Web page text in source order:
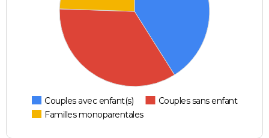
Couples avec enfant(s)
Couples sans enfant
Familles monoparentales